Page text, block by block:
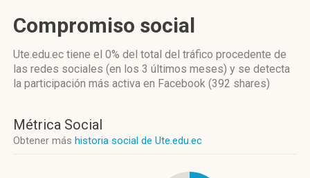
Compromiso social
Ute.edu.ec tiene el 0% del total del tráfico procedente de
las redes sociales (en los 3 últimos meses) y se detecta
la participación más activa en Facebook (392 shares)
Métrica Social
Obtener más historia social de Ute.edu.ec